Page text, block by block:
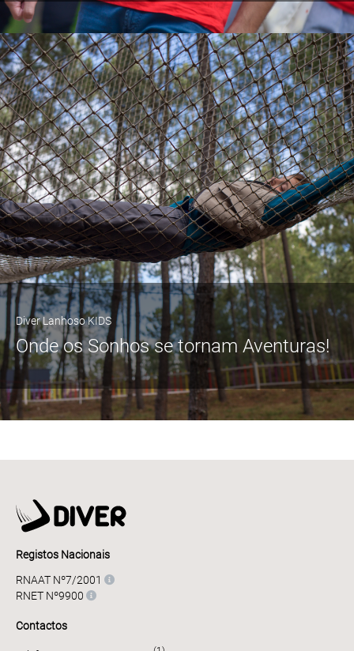
Diver Lanhoso KIDS
Onde os Sonhos se tornam Aventuras!
Registos Nacionais
RNAAT Nº7/2001
RNET Nº9900
Contactos